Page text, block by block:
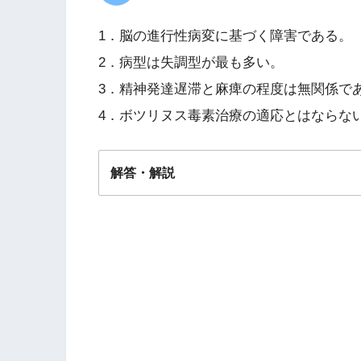
1．脳の進行性病変に基づく障害である。
2．病型は失調型が最も多い。
3．精神発達遅滞と麻痺の程度は無関係で
4．ボツリヌス毒素治療の適応とはならな
解答・解説